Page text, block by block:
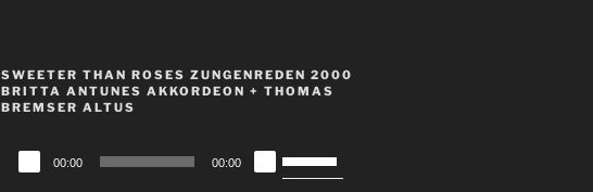
Lautstärke
SWEETER THAN ROSES ZUNGENREDEN 2000
BRITTA ANTUNES AKKORDEON + THOMAS
BREMSER ALTUS
Audio-
Player
00:00 00:00
Hoch/Runter